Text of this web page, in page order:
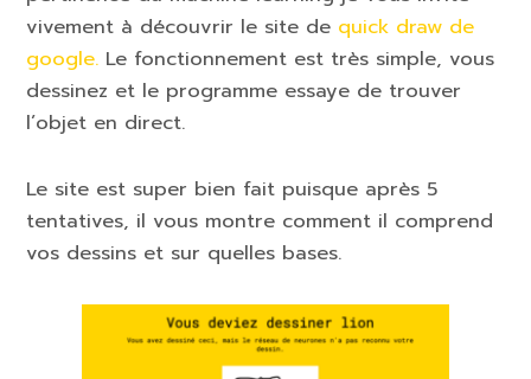
vivement à découvrir le site de quick draw de
google. Le fonctionnement est très simple, vous
dessinez et le programme essaye de trouver
l’objet en direct.
Le site est super bien fait puisque après 5
tentatives, il vous montre comment il comprend
vos dessins et sur quelles bases.